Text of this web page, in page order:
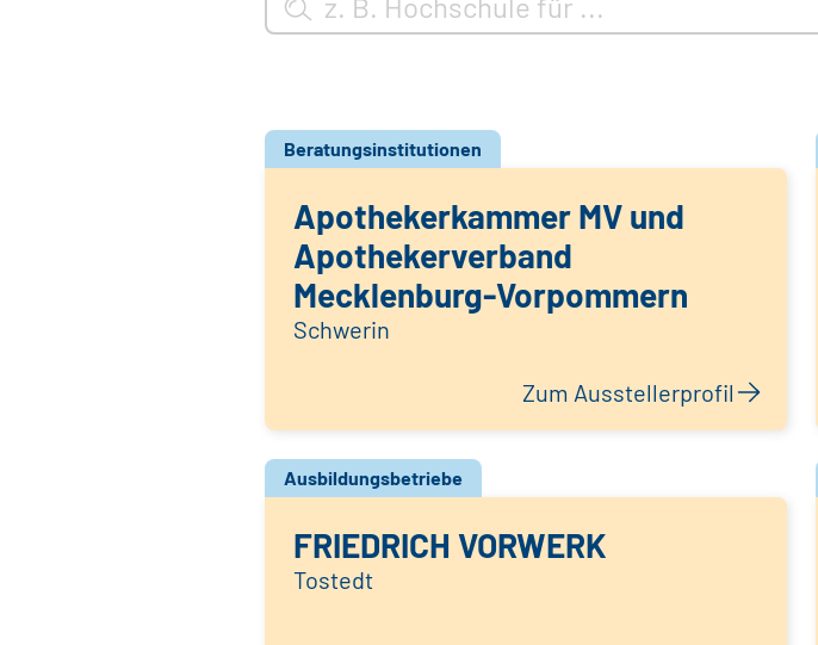
Beratungsinstitutionen
Apothekerkammer MV und
Apothekerverband
Mecklenburg-Vorpommern
Schwerin
Zum Ausstellerprofil
Ausbildungsbetriebe
FRIEDRICH VORWERK
Tostedt